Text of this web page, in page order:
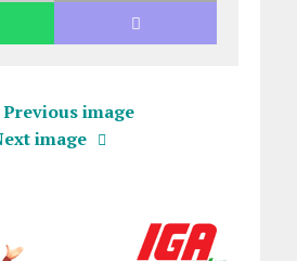
Previous image
image